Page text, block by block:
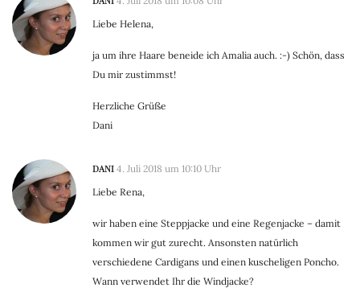
Liebe Helena,
ja um ihre Haare beneide ich Amalia auch. :-) Schön, dass
Du mir zustimmst!
Herzliche Grüße
Dani
DANI 4. Juli 2018 um 10:10 Uhr
Liebe Rena,
wir haben eine Steppjacke und eine Regenjacke – damit
kommen wir gut zurecht. Ansonsten natürlich
verschiedene Cardigans und einen kuscheligen Poncho.
Wann verwendet Ihr die Windjacke?